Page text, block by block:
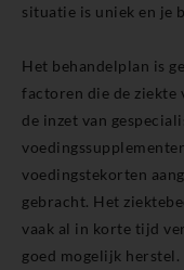
situatie is uniek en je
Het behandelplan is
factoren die de ziekte
de inzet van
voedingstekorten
gebracht. Het
vaak al in korte tijd
goed mogelijk herstel.